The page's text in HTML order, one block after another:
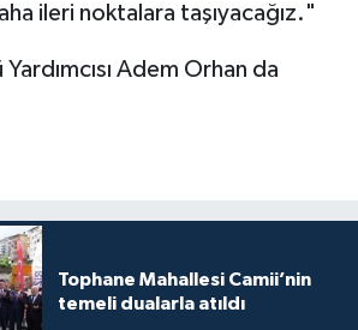
ileri noktalara taşıyacağız."
Adem Orhan da
Tophane Mahallesi Camii’nin
temeli dualarla atıldı